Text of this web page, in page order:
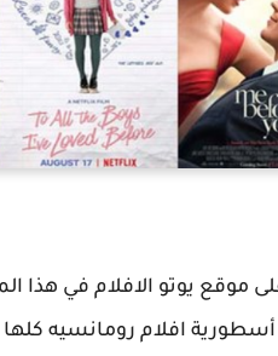
افلام رومانسيه